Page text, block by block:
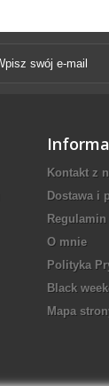
Kontakt z
Dostawa i
Regulamin
O mnie
Polityka
Black
Mapa